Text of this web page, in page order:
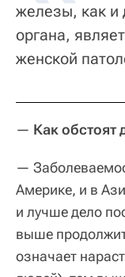
железы, как и
органа,
женской
— Как обстоят
—
Америке, и в
и лучше дело
выше
означает